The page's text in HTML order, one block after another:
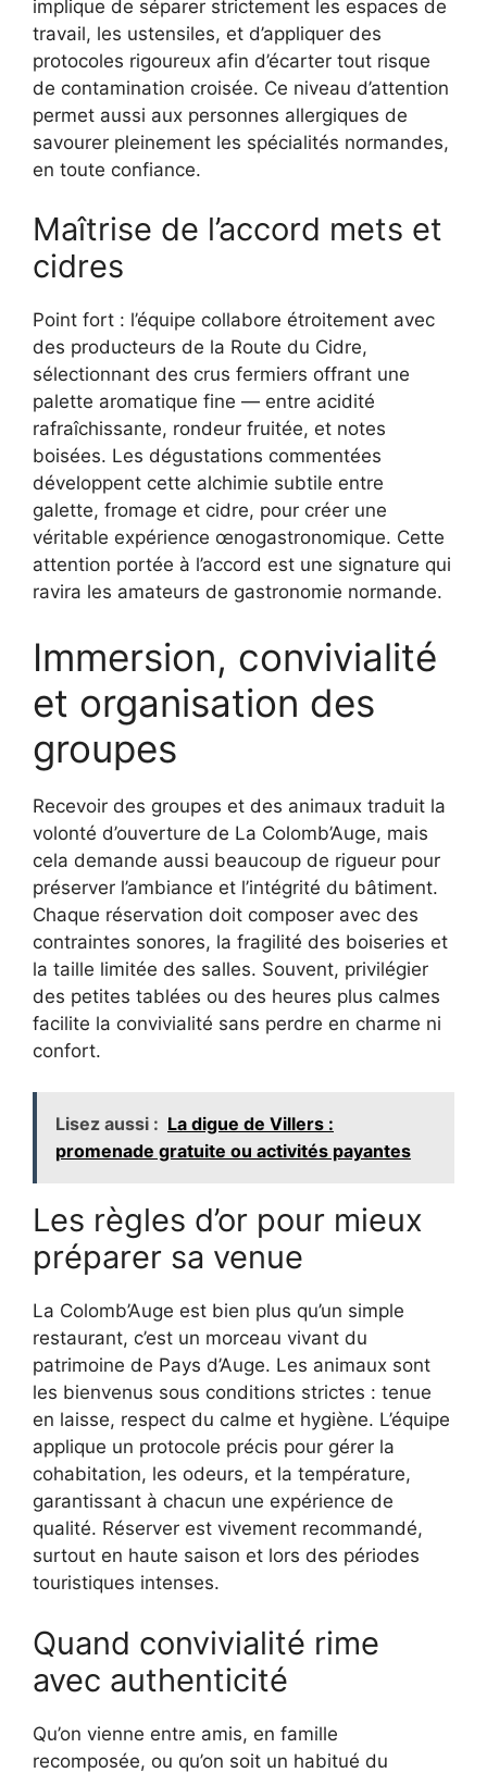
implique de séparer strictement les espaces de
travail, les ustensiles, et d’appliquer des
protocoles rigoureux afin d’écarter tout risque
de contamination croisée. Ce niveau d’attention
permet aussi aux personnes allergiques de
savourer pleinement les spécialités normandes,
en toute confiance.
Maîtrise de l’accord mets et
cidres
Point fort : l’équipe collabore étroitement avec
des producteurs de la Route du Cidre,
sélectionnant des crus fermiers offrant une
palette aromatique fine — entre acidité
rafraîchissante, rondeur fruitée, et notes
boisées. Les dégustations commentées
développent cette alchimie subtile entre
galette, fromage et cidre, pour créer une
véritable expérience œnogastronomique. Cette
attention portée à l’accord est une signature qui
ravira les amateurs de gastronomie normande.
Immersion, convivialité
et organisation des
groupes
Recevoir des groupes et des animaux traduit la
volonté d’ouverture de La Colomb’Auge, mais
cela demande aussi beaucoup de rigueur pour
préserver l’ambiance et l’intégrité du bâtiment.
Chaque réservation doit composer avec des
contraintes sonores, la fragilité des boiseries et
la taille limitée des salles. Souvent, privilégier
des petites tablées ou des heures plus calmes
facilite la convivialité sans perdre en charme ni
confort.
Lisez aussi : La digue de Villers :
promenade gratuite ou activités payantes
Les règles d’or pour mieux
préparer sa venue
La Colomb’Auge est bien plus qu’un simple
restaurant, c’est un morceau vivant du
patrimoine de Pays d’Auge. Les animaux sont
les bienvenus sous conditions strictes : tenue
en laisse, respect du calme et hygiène. L’équipe
applique un protocole précis pour gérer la
cohabitation, les odeurs, et la température,
garantissant à chacun une expérience de
qualité. Réserver est vivement recommandé,
surtout en haute saison et lors des périodes
touristiques intenses.
Quand convivialité rime
avec authenticité
Qu’on vienne entre amis, en famille
recomposée, ou qu’on soit un habitué du